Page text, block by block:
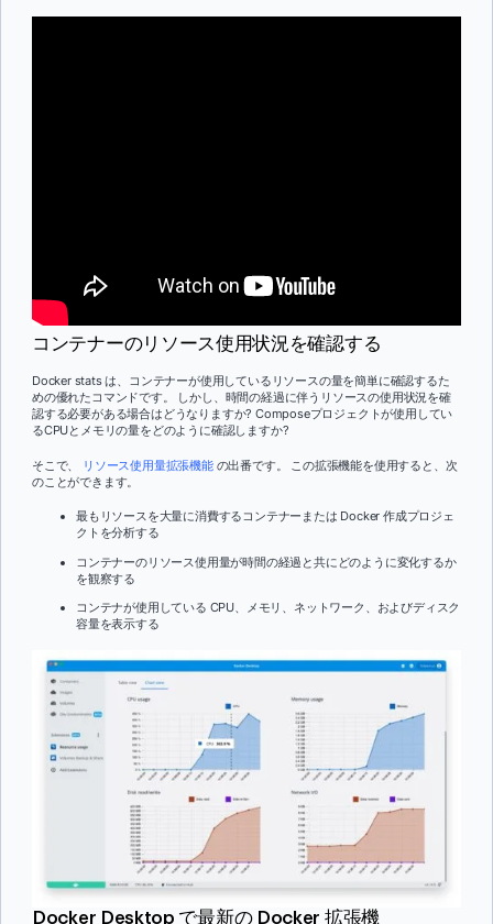
コンテナーのリソース使用状況を確認する
Docker stats は、コンテナーが使用しているリソースの量を簡単に確認するた
めの優れたコマンドです。 しかし、時間の経過に伴うリソースの使用状況を確
認する必要がある場合はどうなりますか? Composeプロジェクトが使用してい
るCPUとメモリの量をどのように確認しますか?
そこで、 リソース使用量拡張機能の出番です。 この拡張機能を使用すると、次
のことができます。
最もリソースを大量に消費するコンテナーまたは Docker 作成プロジェ
クトを分析する
コンテナーのリソース使用量が時間の経過と共にどのように変化するか
を観察する
コンテナが使用している CPU、メモリ、ネットワーク、およびディスク
容量を表示する
Docker Desktop で最新の Docker 拡張機